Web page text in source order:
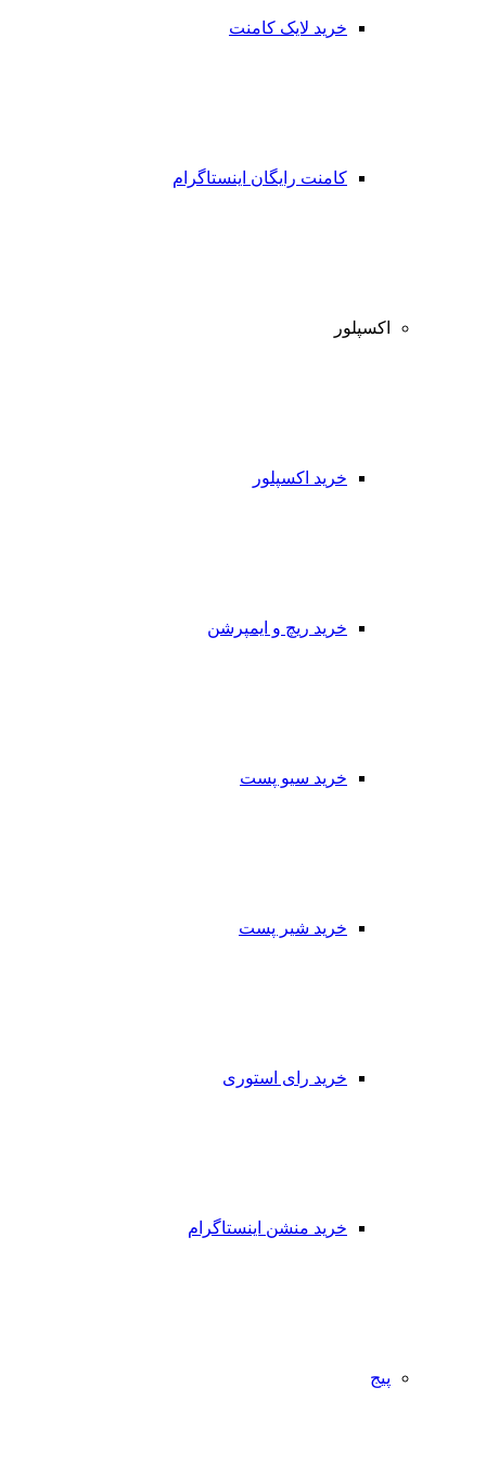
خرید لایک کامنت
کامنت رایگان اینستاگرام
اکسپلور
خرید اکسپلور
خرید ریچ و ایمپرشن
خرید سیو پست
خرید شیر پست
خرید رای استوری
خرید منشن اینستاگرام
پیج